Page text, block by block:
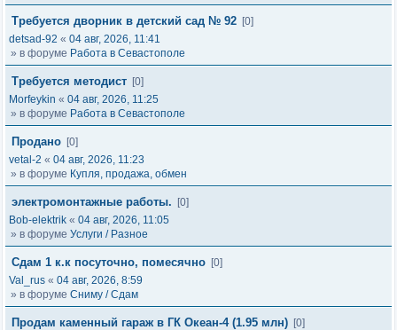
Требуется дворник в детский сад № 92 [0]
detsad-92 « 04 авг, 2026, 11:41
» в форуме Работа в Севастополе
Требуется методист [0]
Morfeykin « 04 авг, 2026, 11:25
» в форуме Работа в Севастополе
Продано [0]
vetal-2 « 04 авг, 2026, 11:23
» в форуме Купля, продажа, обмен
электромонтажные работы.
[0]
Bob-elektrik « 04 авг, 2026, 11:05
» в форуме Услуги / Разное
Сдам 1 к.к посуточно, помесячно [0]
Val_rus « 04 авг, 2026, 8:59
» в форуме Сниму / Сдам
Продам каменный гараж в ГК Океан-4 (1.95 млн) [0]